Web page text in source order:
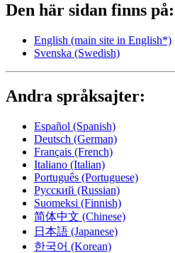
Den här sidan finns på:
English (main site in English*)
Svenska (Swedish)
Andra språksajter:
Español (Spanish)
Deutsch (German)
Français (French)
Italiano (Italian)
Português (Portuguese)
Русский (Russian)
Suomeksi (Finnish)
简体中文 (Chinese)
日本語 (Japanese)
한국어 (Korean)